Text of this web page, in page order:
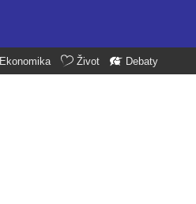
Ekonomika Život Debaty